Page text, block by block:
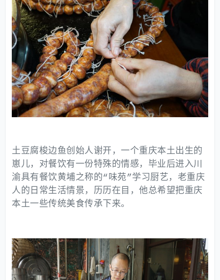
土豆腐梭边鱼创始人谢开，一个重庆本土出生的
崽儿，对餐饮有一份特殊的情感，毕业后进入川
渝具有餐饮黄埔之称的“味苑”学习厨艺，老重庆
人的日常生活情景，历历在目，他总希望把重庆
本土一些传统美食传承下来。